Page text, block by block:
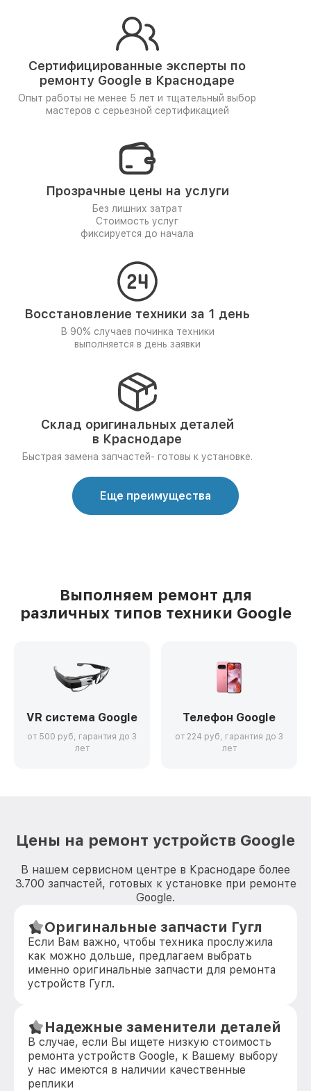
Сертифицированные эксперты по
ремонту Google в Краснодаре
Опыт работы не менее 5 лет и тщательный выбор
мастеров с серьезной сертификацией
Прозрачные цены на услуги
Без лишних затрат
Стоимость услуг
фиксируется до начала
Восстановление техники за 1 день
В 90% случаев починка техники
выполняется в день заявки
Склад оригинальных деталей
в Краснодаре
Быстрая замена запчастей- готовы к установке.
Еще преимущества
Выполняем ремонт для
различных типов техники Google
VR система Google
от 500 руб, гарантия до 3
лет
Телефон Google
от 224 руб, гарантия до 3
лет
Цены на ремонт устройств Google
В нашем сервисном центре в Краснодаре более
3.700 запчастей, готовых к установке при ремонте
Google.
Оригинальные запчасти Гугл
Если Вам важно, чтобы техника прослужила
как можно дольше, предлагаем выбрать
именно оригинальные запчасти для ремонта
устройств Гугл.
Надежные заменители деталей
В случае, если Вы ищете низкую стоимость
ремонта устройств Google, к Вашему выбору
у нас имеются в наличии качественные
реплики